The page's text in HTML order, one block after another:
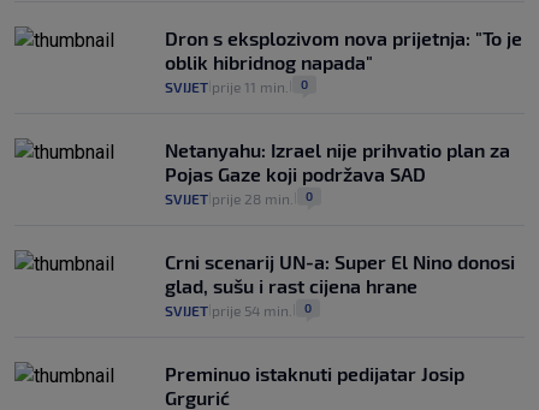
Dron s eksplozivom nova prijetnja: "To je
oblik hibridnog napada"
SVIJET prije 11 min. 0
Netanyahu: Izrael nije prihvatio plan za
Pojas Gaze koji podržava SAD
SVIJET prije 28 min. 0
Crni scenarij UN-a: Super El Nino donosi
glad, sušu i rast cijena hrane
SVIJET prije 54 min. 0
Preminuo istaknuti pedijatar Josip
Grgurić